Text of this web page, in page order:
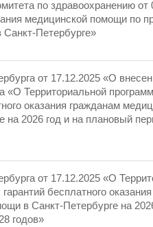
по здравоохранению
медицинской помощи по
Санкт-Петербурге»
от 17.12.2025 «О
«О Территориальной
оказания гражданам
на 2026 год и на плановый
от 17.12.2025 «О
бесплатного
в Санкт-Петербурге на
годов»